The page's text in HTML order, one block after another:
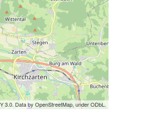
3.0. Data by OpenStreetMap, under ODbL.